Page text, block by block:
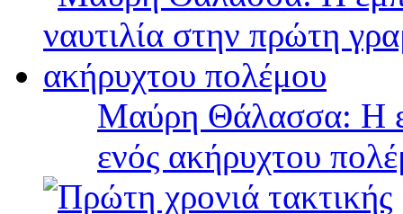
Μαύρη Θάλασσα: Η
ενός ακήρυχτου